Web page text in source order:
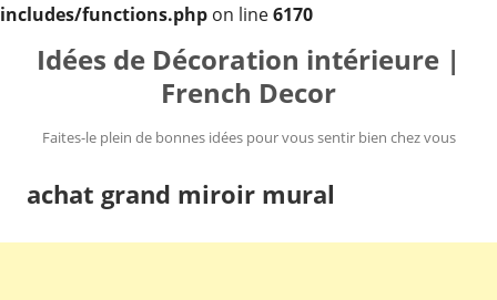
includes/functions.php on line6170
Idées de Décoration intérieure |
French Decor
Faites-le plein de bonnes idées pour vous sentir bien chez vous
achat grand miroir mural